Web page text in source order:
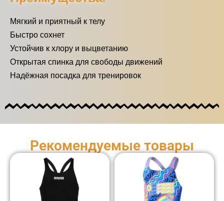
Мягкий и приятный к телу
Быстро сохнет
Устойчив к хлору и выцветанию
Открытая спинка для свободы движений
Надёжная посадка для тренировок
Рекомендуемые товары